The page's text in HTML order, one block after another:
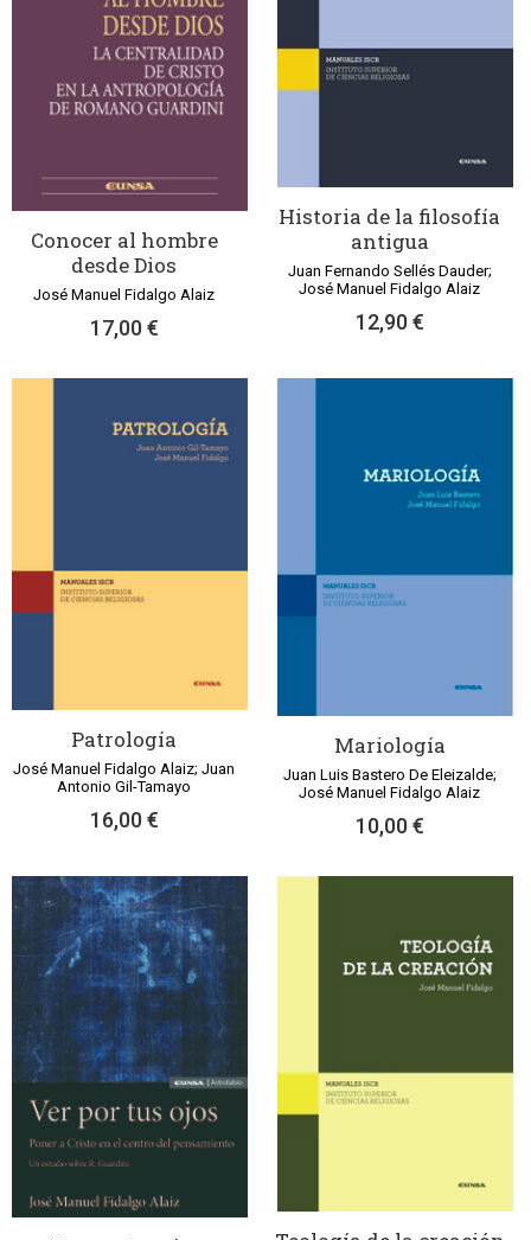
Conocer al hombre
desde Dios
José Manuel Fidalgo Alaiz
17,00 €
Historia de la filosofía
antigua
Juan Fernando Sellés Dauder;
José Manuel Fidalgo Alaiz
12,90 €
Patrología
José Manuel Fidalgo Alaiz; Juan
Antonio Gil-Tamayo
16,00 €
Mariología
Juan Luis Bastero De Eleizalde;
José Manuel Fidalgo Alaiz
10,00 €